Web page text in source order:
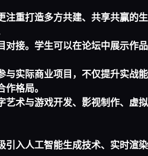
重打造多方共建、共享共赢的
接。学生可以在论坛中展示作
实际商业项目，不仅提升实战
格局。
术与游戏开发、影视制作、虚
入人工智能生成技术、实时渲